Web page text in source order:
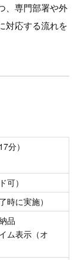
、専門部署や外
対応する流れを
分）
可）
時に実施）
品
ム表示（オ